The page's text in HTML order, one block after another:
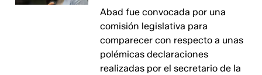
Abad fue convocada por una
comisión legislativa para
comparecer con respecto a unas
polémicas declaraciones
realizadas por el secretario de la